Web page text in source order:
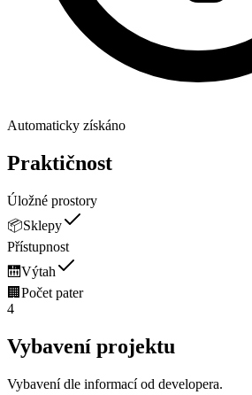
Automaticky získáno
Praktičnost
Úložné prostory
📦Sklepy
Přístupnost
🛗Výtah
🏢 Počet pater
4
Vybavení projektu
Vybavení dle informací od developera.